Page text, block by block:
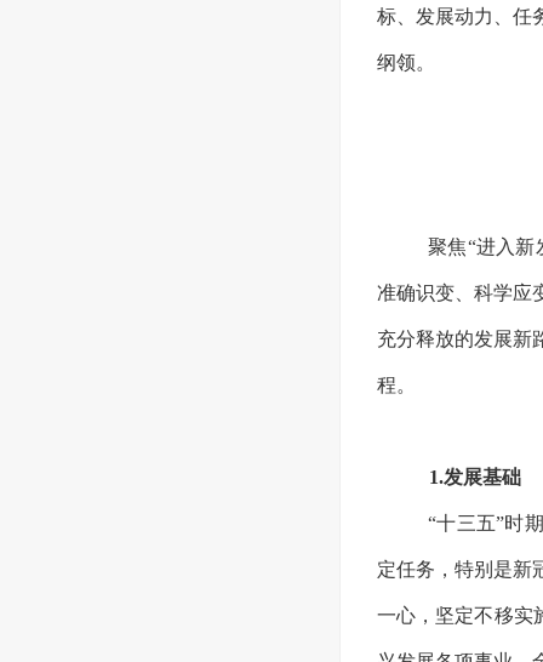
标、发展动力、任
纲领。
聚焦“进入新
准确识变、科学应
充分释放的发展新
程。
1.发展基础
“十三五”时
定任务，特别是新
一心，坚定不移实